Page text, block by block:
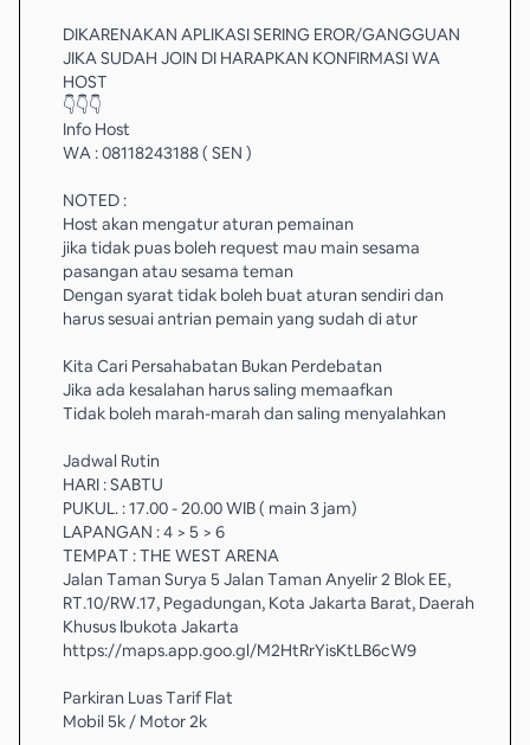
DIKARENAKAN APLIKASI SERING EROR/GANGGUAN
JIKA SUDAH JOIN DI HARAPKAN KONFIRMASI WA
HOST
👇👇👇
Info Host
WA : 08118243188 ( SEN )
NOTED :
Host akan mengatur aturan pemainan
jika tidak puas boleh request mau main sesama
pasangan atau sesama teman
Dengan syarat tidak boleh buat aturan sendiri dan
harus sesuai antrian pemain yang sudah di atur
Kita Cari Persahabatan Bukan Perdebatan
Jika ada kesalahan harus saling memaafkan
Tidak boleh marah-marah dan saling menyalahkan
Jadwal Rutin
HARI : SABTU
PUKUL. : 17.00 - 20.00 WIB ( main 3 jam)
LAPANGAN : 4 > 5 > 6
TEMPAT : THE WEST ARENA
Jalan Taman Surya 5 Jalan Taman Anyelir 2 Blok EE,
RT.10/RW.17, Pegadungan, Kota Jakarta Barat, Daerah
Khusus Ibukota Jakarta
https://maps.app.goo.gl/M2HtRrYisKtLB6cW9
Parkiran Luas Tarif Flat
Mobil 5k / Motor 2k